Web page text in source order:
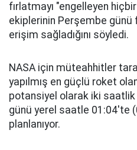
fırlatmayı "engelleyen
ekiplerinin Perşembe günü
erişim sağladığını söyledi.
NASA için müteahhitler
yapılmış en güçlü roket
potansiyel olarak iki
günü yerel saatle 01:04'te
planlanıyor.